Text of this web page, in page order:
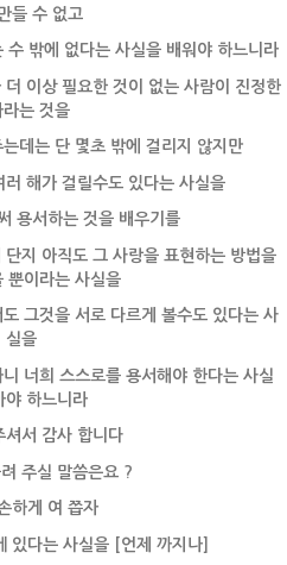
들 수 없고
밖에 없다는 사실을 배워야 하느니라
이상 필요한 것이 없는 사람이 진정한
라는 것을
데는 단 몇초 밖에 걸리지 않지만
해가 걸릴수도 있다는 사실을
용서하는 것을 배우기를
지 아직도 그 사랑을 표현하는 방법을
뿐이라는 사실을
그것을 서로 다르게 볼수도 있다는 사
실을
너희 스스로를 용서해야 한다는 사실
야 하느니라
셔서 감사 합니다
주실 말씀은요 ?
하게 여 쯥자
있다는 사실을 [언제 까지나]